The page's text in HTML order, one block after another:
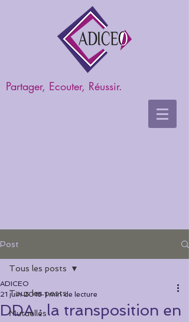
Partager, Ecouter, Réussir.
Post
Tous les posts
Mutuelles
Tous les posts
DDA : la transposition en
ADICEO
21 juin 2018 1 min de lecture